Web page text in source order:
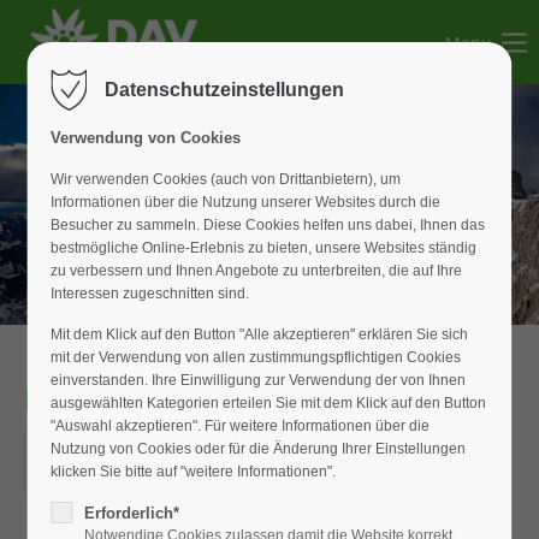
Der Eintrag "offcanvas-col2" existiert leider nicht.
Der Eintrag "offcanvas-col3" existiert leider nicht.
Der Eintrag "offcanvas-col4" existiert leider nicht.
Menu
Monatsabend
17.09.2026
ORT: DAV GESCHÄFTSSTELLE
Datenschutzeinstellungen
Verwendung von Cookies
Wir verwenden Cookies (auch von Drittanbietern), um
Informationen über die Nutzung unserer Websites durch die
Besucher zu sammeln. Diese Cookies helfen uns dabei, Ihnen das
bestmögliche Online-Erlebnis zu bieten, unsere Websites ständig
zu verbessern und Ihnen Angebote zu unterbreiten, die auf Ihre
Interessen zugeschnitten sind.
Mit dem Klick auf den Button "Alle akzeptieren" erklären Sie sich
mit der Verwendung von allen zustimmungspflichtigen Cookies
einverstanden. Ihre Einwilligung zur Verwendung der von Ihnen
ausgewählten Kategorien erteilen Sie mit dem Klick auf den Button
"Auswahl akzeptieren". Für weitere Informationen über die
Nutzung von Cookies oder für die Änderung Ihrer Einstellungen
klicken Sie bitte auf "weitere Informationen".
Erforderlich*
Notwendige Cookies zulassen damit die Website korrekt